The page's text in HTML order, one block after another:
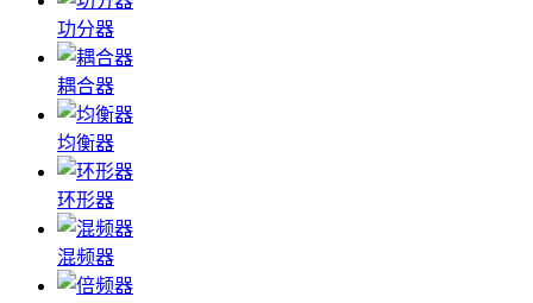
功分器
耦合器
均衡器
环形器
混频器